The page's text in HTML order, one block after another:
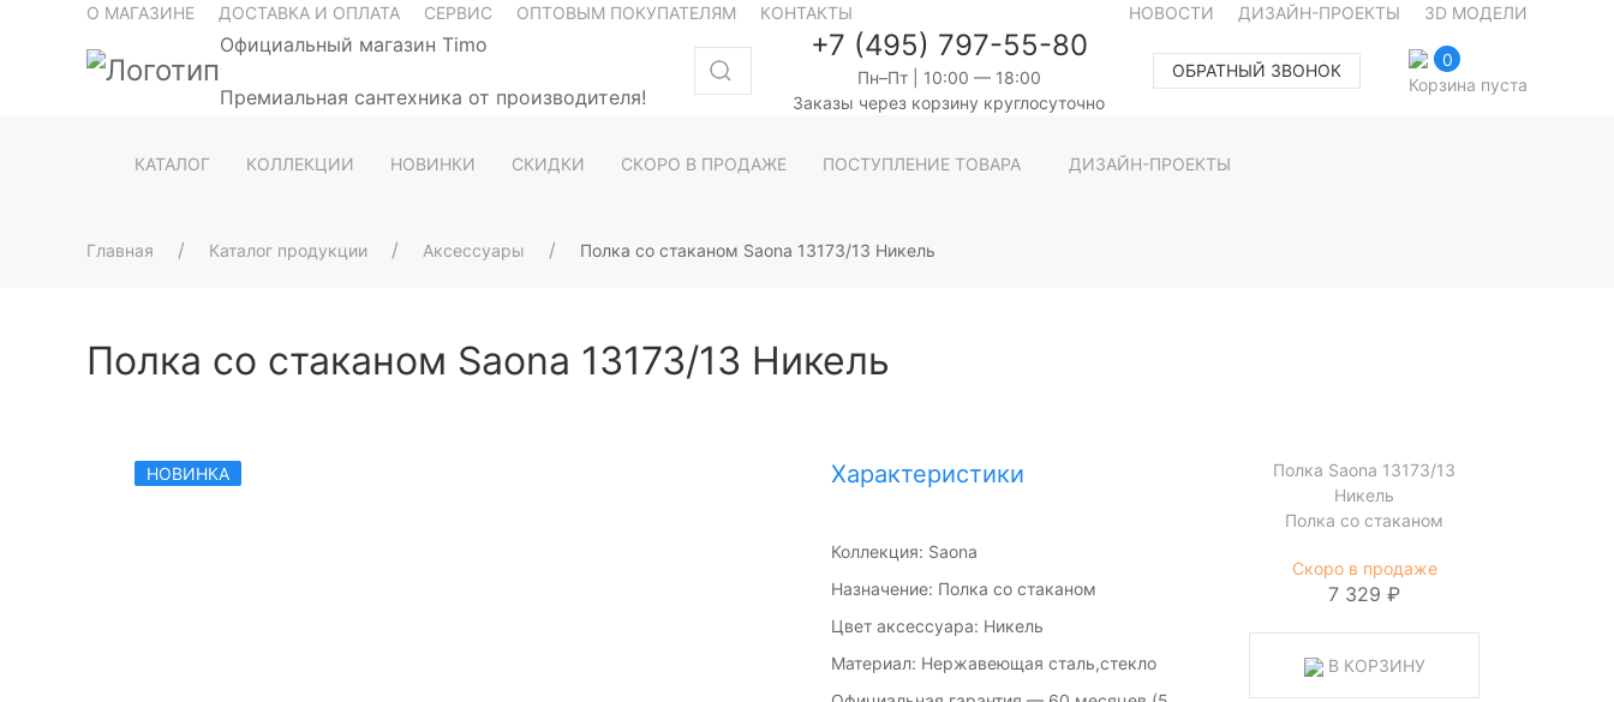
О МАГАЗИНЕ ДОСТАВКА И ОПЛАТА СЕРВИС ОПТОВЫМ ПОКУПАТЕЛЯМ КОНТАКТЫ НОВОСТИ ДИЗАЙН-ПРОЕКТЫ 3D МОДЕЛИ
Официальный магазин Timo
Премиальная сантехника от производителя!
+7 (495) 797-55-80
Пн–Пт | 10:00 — 18:00
Заказы через корзину круглосуточно
ОБРАТНЫЙ ЗВОНОК
0
Корзина пуста
КАТАЛОГ КОЛЛЕКЦИИ НОВИНКИ СКИДКИ СКОРО В ПРОДАЖЕ ПОСТУПЛЕНИЕ ТОВАРА ДИЗАЙН-ПРОЕКТЫ
Главная Каталог продукции Аксессуары Полка со стаканом Saona 13173/13 Никель
Полка со стаканом Saona 13173/13 Никель
НОВИНКА
Полка Saona 13173/13
Никель
Полка со стаканом
Скоро в продаже
7 329 ₽
В КОРЗИНУ
Характеристики
Коллекция: Saona
Назначение: Полка со стаканом
Цвет аксессуара: Никель
Материал: Нержавеющая сталь,стекло